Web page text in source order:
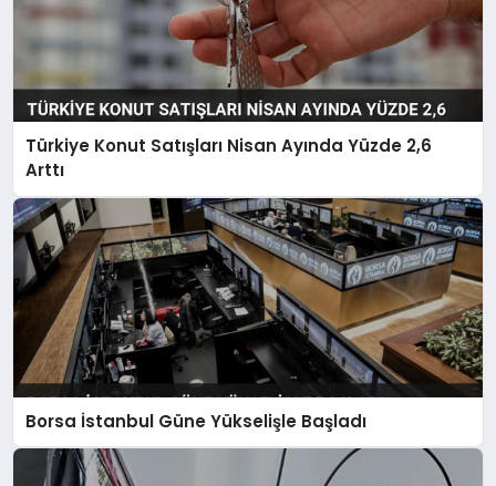
Türkiye Konut Satışları Nisan Ayında Yüzde 2,6
Arttı
Borsa İstanbul Güne Yükselişle Başladı